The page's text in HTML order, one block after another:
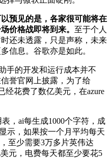
预见的是，各家很可能将在
价格战即将到来。 至于个人
还未透露，只是声称，未来
信息。谷歌亦是如此。
手的开发和运行成本并不
誉官网上披露，为了给
经花费了数亿美元，在azure
，ai每生成1000个字符，成
示，如果按一个月平均每天
至少需要3万多片英伟达
元，电费每天都至少要花5